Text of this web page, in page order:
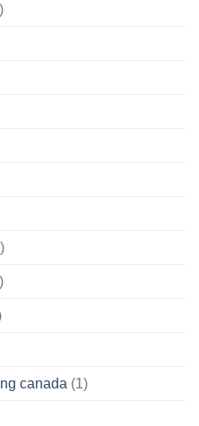
canada (1)